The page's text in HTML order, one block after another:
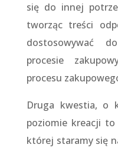
się do innej
tworząc treści
dostosowywać
procesie
procesu
Druga kwestia, o
poziomie kreacji
której staramy się